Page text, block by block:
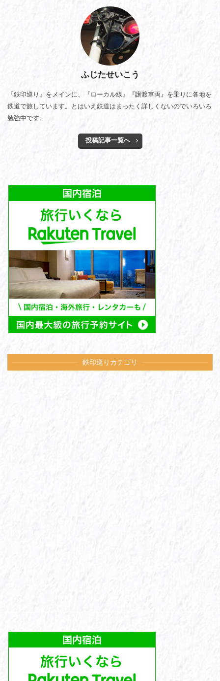
ふじたせいこう
『鉄印巡り』をメインに、『ローカル線』『譲渡車両』を乗りに各地を
鉄道で旅しています。とはいえ鉄道はまったく詳しくないのでいろいろ
勉強中です。
投稿記事一覧へ
鉄印巡りカテゴリ